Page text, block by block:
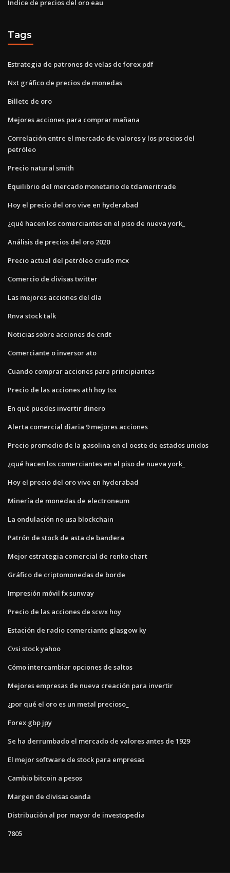
Índice de precios del oro eau
Tags
Estrategia de patrones de velas de forex pdf
Nxt gráfico de precios de monedas
Billete de oro
Mejores acciones para comprar mañana
Correlación entre el mercado de valores y los precios del
petróleo
Precio natural smith
Equilibrio del mercado monetario de tdameritrade
Hoy el precio del oro vive en hyderabad
¿qué hacen los comerciantes en el piso de nueva york_
Análisis de precios del oro 2020
Precio actual del petróleo crudo mcx
Comercio de divisas twitter
Las mejores acciones del día
Rnva stock talk
Noticias sobre acciones de cndt
Comerciante o inversor ato
Cuando comprar acciones para principiantes
Precio de las acciones ath hoy tsx
En qué puedes invertir dinero
Alerta comercial diaria 9 mejores acciones
Precio promedio de la gasolina en el oeste de estados unidos
¿qué hacen los comerciantes en el piso de nueva york_
Hoy el precio del oro vive en hyderabad
Minería de monedas de electroneum
La ondulación no usa blockchain
Patrón de stock de asta de bandera
Mejor estrategia comercial de renko chart
Gráfico de criptomonedas de borde
Impresión móvil fx sunway
Precio de las acciones de scwx hoy
Estación de radio comerciante glasgow ky
Cvsi stock yahoo
Cómo intercambiar opciones de saltos
Mejores empresas de nueva creación para invertir
¿por qué el oro es un metal precioso_
Forex gbp jpy
Se ha derrumbado el mercado de valores antes de 1929
El mejor software de stock para empresas
Cambio bitcoin a pesos
Margen de divisas oanda
Distribución al por mayor de investopedia
7805